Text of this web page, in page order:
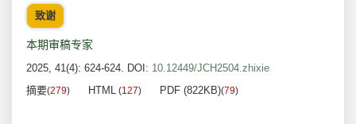
致谢
本期审稿专家
2025, 41(4): 624-624. DOI: 10.12449/JCH2504.zhixie
摘要(279) HTML (127) PDF (822KB)(79)